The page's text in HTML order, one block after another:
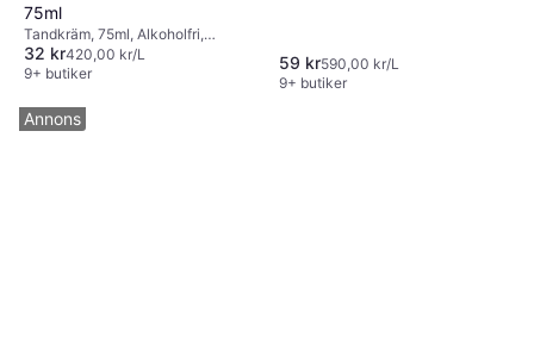
75ml
Tandkräm, 75ml, Alkoholfri,
Reducerar plack, Bakteriedödande
32 kr420,00 kr/L
9+ butiker
59 kr590,00 kr/L
9+ butiker
Annons